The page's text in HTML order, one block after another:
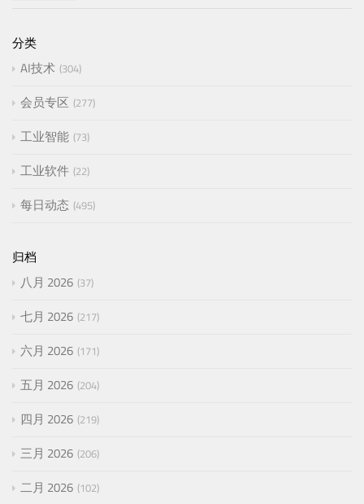
分类
AI技术 304
会员专区 277
工业智能 73
工业软件 22
每日动态 495
归档
八月 2026 37
七月 2026 217
六月 2026 171
五月 2026 204
四月 2026 219
三月 2026 206
二月 2026 102